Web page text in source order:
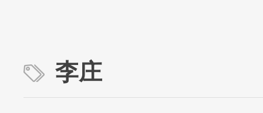
李庄